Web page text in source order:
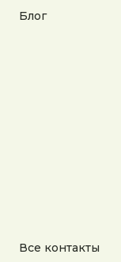
Блог
Все контакты
Калужская область,
Согласие на обработку